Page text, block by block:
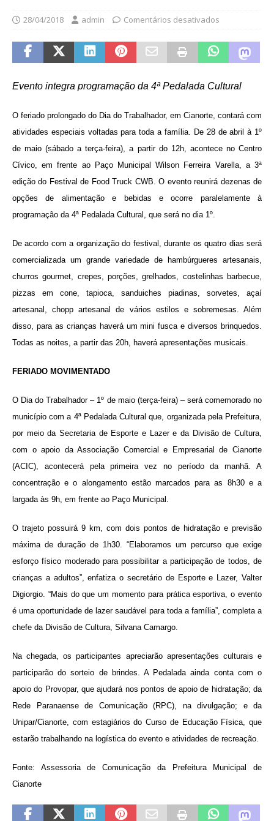
28/04/2018 admin Comentários desativados
Evento integra programação da 4ª Pedalada Cultural
O feriado prolongado do Dia do Trabalhador, em Cianorte, contará com
atividades especiais voltadas para toda a família. De 28 de abril à 1º
de maio (sábado a terça-feira), a partir do 12h, acontece no Centro
Cívico, em frente ao Paço Municipal Wilson Ferreira Varella, a 3ª
edição do Festival de Food Truck CWB. O evento reunirá dezenas de
opções de alimentação e bebidas e ocorre paralelamente à
programação da 4ª Pedalada Cultural, que será no dia 1º.
De acordo com a organização do festival, durante os quatro dias será
comercializada um grande variedade de hambúrgueres artesanais,
churros gourmet, crepes, porções, grelhados, costelinhas barbecue,
pizzas em cone, tapioca, sanduiches piadinas, sorvetes, açaí
artesanal, chopp artesanal de vários estilos e sobremesas. Além
disso, para as crianças haverá um mini fusca e diversos brinquedos.
Todas as noites, a partir das 20h, haverá apresentações musicais.
FERIADO MOVIMENTADO
O Dia do Trabalhador – 1º de maio (terça-feira) – será comemorado no
município com a 4ª Pedalada Cultural que, organizada pela Prefeitura,
por meio da Secretaria de Esporte e Lazer e da Divisão de Cultura,
com o apoio da Associação Comercial e Empresarial de Cianorte
(ACIC), acontecerá pela primeira vez no período da manhã. A
concentração e o alongamento estão marcados para as 8h30 e a
largada às 9h, em frente ao Paço Municipal.
O trajeto possuirá 9 km, com dois pontos de hidratação e previsão
máxima de duração de 1h30. “Elaboramos um percurso que exige
esforço físico moderado para possibilitar a participação de todos, de
crianças a adultos”, enfatiza o secretário de Esporte e Lazer, Valter
Digiorgio. “Mais do que um momento para prática esportiva, o evento
é uma oportunidade de lazer saudável para toda a família”, completa a
chefe da Divisão de Cultura, Silvana Camargo.
Na chegada, os participantes apreciarão apresentações culturais e
participarão do sorteio de brindes. A Pedalada ainda conta com o
apoio do Provopar, que ajudará nos pontos de apoio de hidratação; da
Rede Paranaense de Comunicação (RPC), na divulgação; e da
Unipar/Cianorte, com estagiários do Curso de Educação Física, que
estarão trabalhando na logística do evento e atividades de recreação.
Fonte: Assessoria de Comunicação da Prefeitura Municipal de
Cianorte